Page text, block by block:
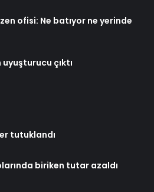
ofisi: Ne batıyor ne yerinde
çıktı
tutuklandı
biriken tutar azaldı